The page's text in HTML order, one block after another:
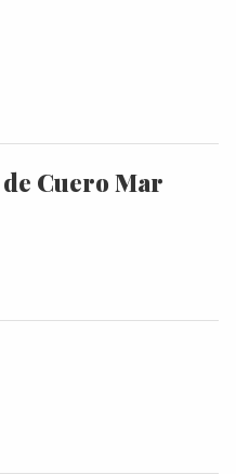
Cuero Mar